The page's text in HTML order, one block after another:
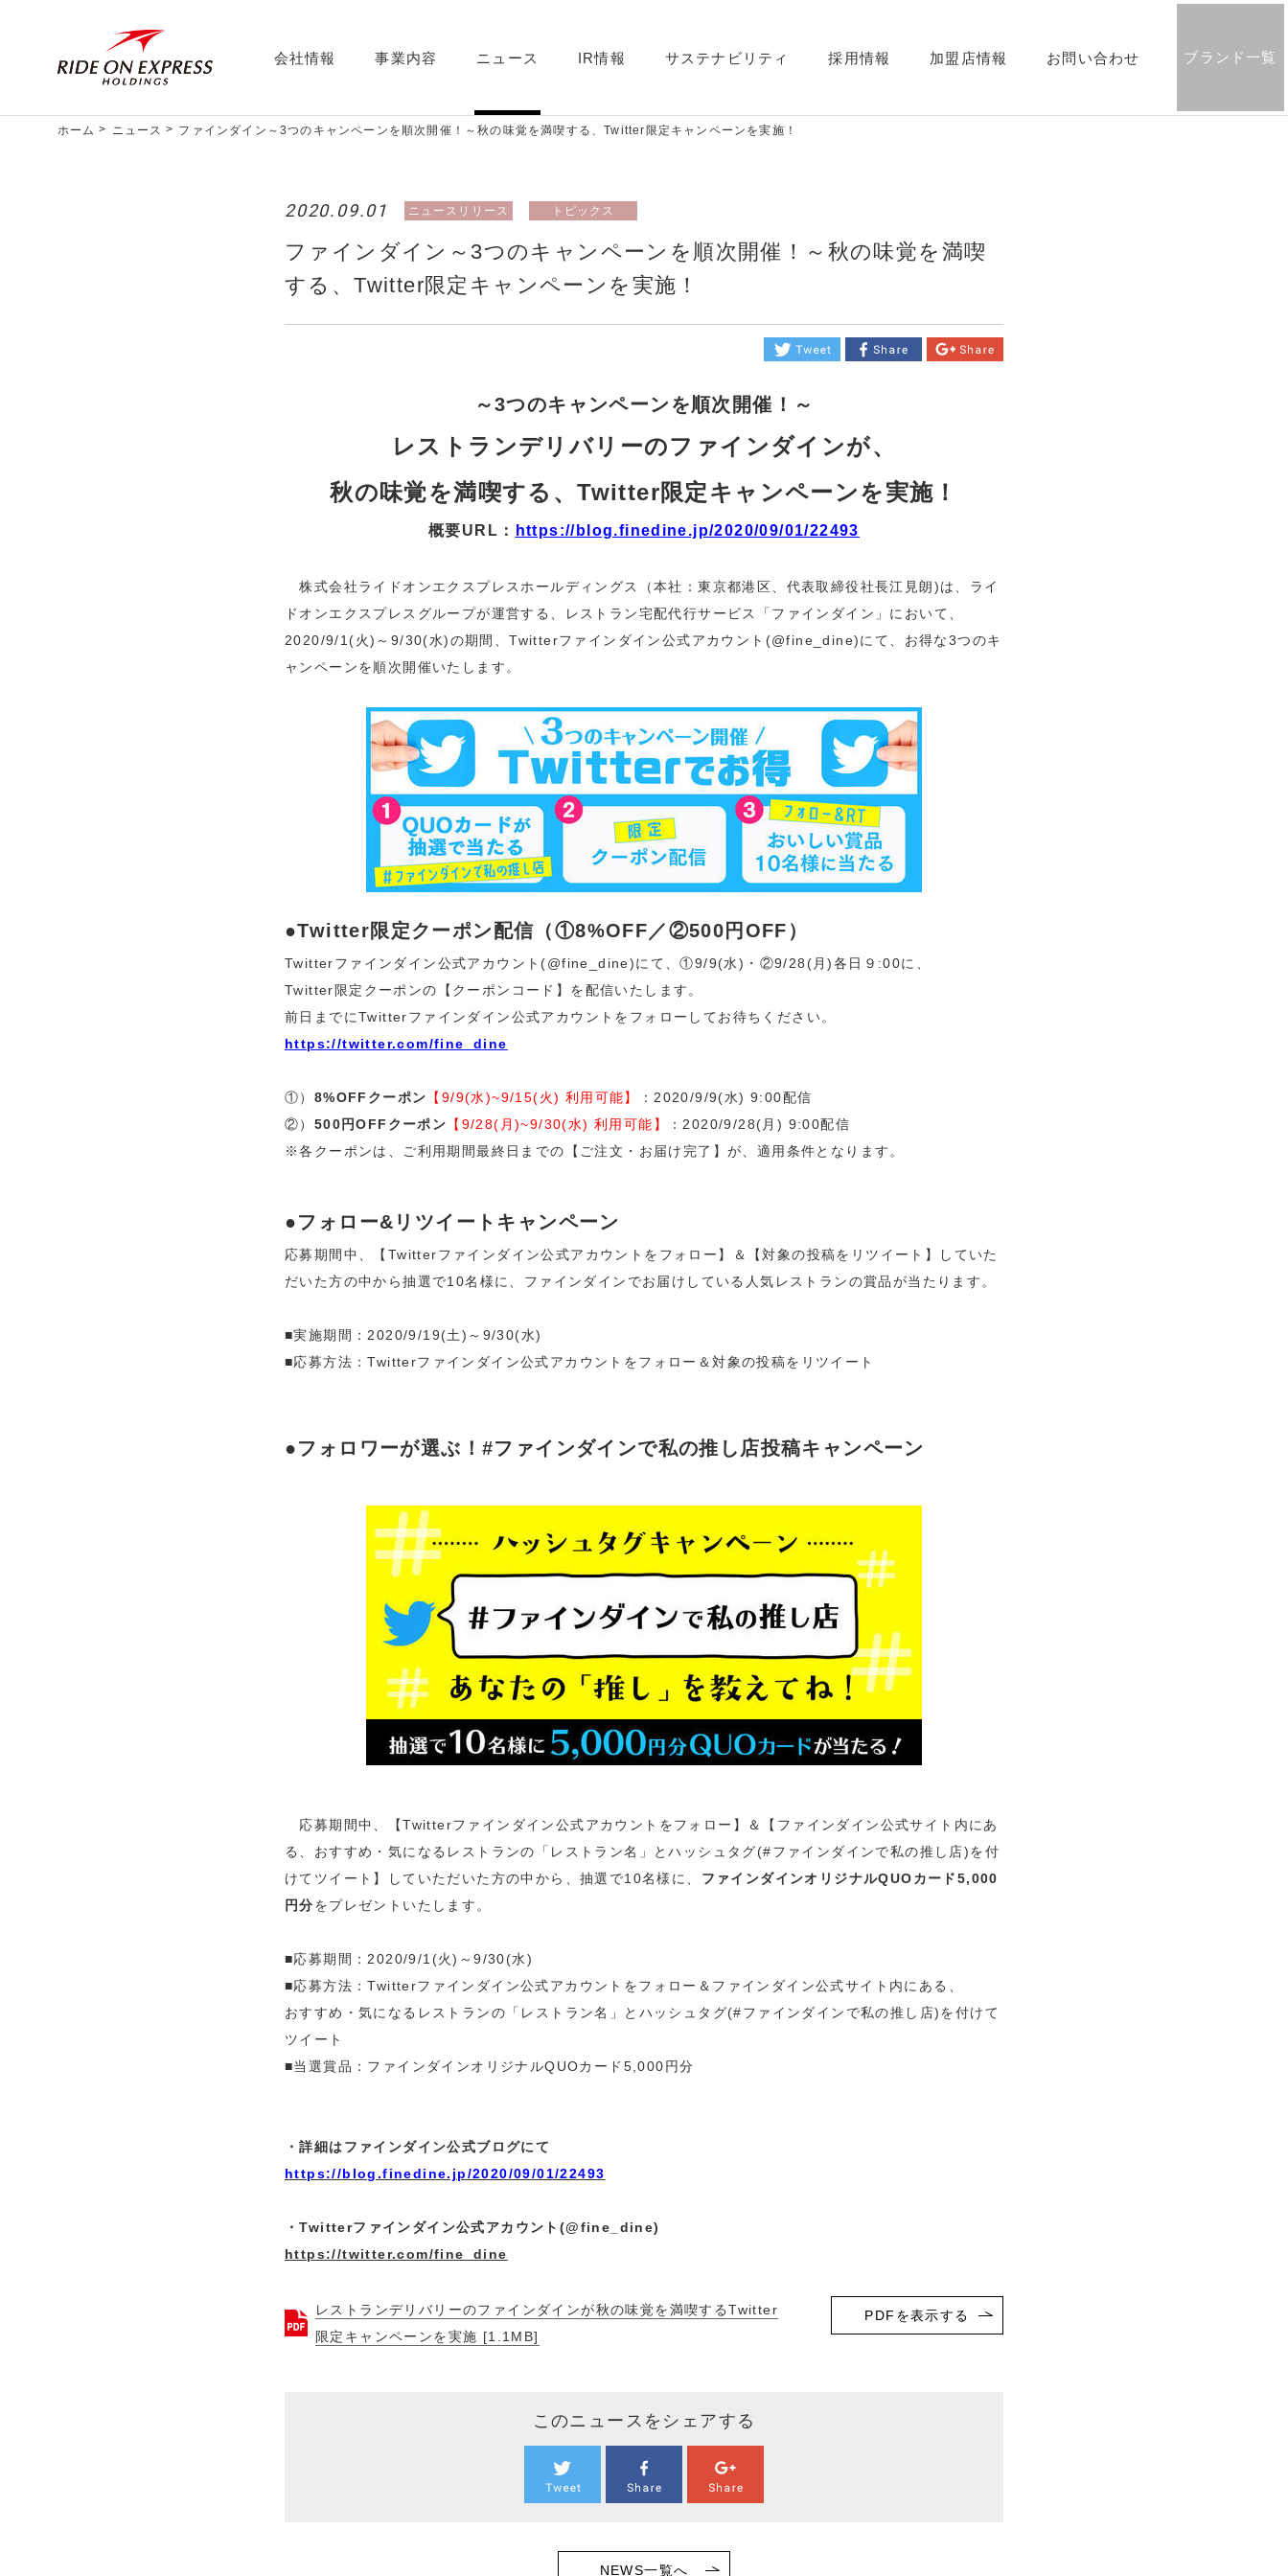
会社情報 事業内容 ニュース IR情報 サステナビリティ 採用情報 加盟店情報 お問い合わせ ブランド一覧
ホーム ニュース ファインダイン～3つのキャンペーンを順次開催！～秋の味覚を満喫する、Twitter限定キャンペーンを実施！
2020.09.01 ニュースリリース トピックス
ファインダイン～3つのキャンペーンを順次開催！～秋の味覚を満喫
する、Twitter限定キャンペーンを実施！
～3つのキャンペーンを順次開催！～
レストランデリバリーのファインダインが、
秋の味覚を満喫する、Twitter限定キャンペーンを実施！
概要URL： https://blog.finedine.jp/2020/09/01/22493
株式会社ライドオンエクスプレスホールディングス（本社：東京都港区、代表取締役社長江見朗)は、ライ
ドオンエクスプレスグループが運営する、レストラン宅配代行サービス「ファインダイン」において、
2020/9/1(火)～9/30(水)の期間、Twitterファインダイン公式アカウント(@fine_dine)にて、お得な3つのキ
ャンペーンを順次開催いたします。
●Twitter限定クーポン配信（①8%OFF／②500円OFF）
Twitterファインダイン公式アカウント(@fine_dine)にて、①9/9(水)・②9/28(月)各日９:00に、
Twitter限定クーポンの【クーポンコード】を配信いたします。
前日までにTwitterファインダイン公式アカウントをフォローしてお待ちください。
https://twitter.com/fine_dine
①） 8%OFFクーポン 【9/9(水)~9/15(火) 利用可能】
：2020/9/9(水) 9:00配信
②） 500円OFFクーポン 【9/28(月)~9/30(水) 利用可能】
：2020/9/28(月) 9:00配信
※各クーポンは、ご利用期間最終日までの【ご注文・お届け完了】が、適用条件となります。
●フォロー&リツイートキャンペーン
応募期間中、【Twitterファインダイン公式アカウントをフォロー】＆【対象の投稿をリツイート】していた
だいた方の中から抽選で10名様に、ファインダインでお届けしている人気レストランの賞品が当たります。
■実施期間：2020/9/19(土)～9/30(水)
■応募方法：Twitterファインダイン公式アカウントをフォロー＆対象の投稿をリツイート
●フォロワーが選ぶ！#ファインダインで私の推し店投稿キャンペーン
応募期間中、【Twitterファインダイン公式アカウントをフォロー】＆【ファインダイン公式サイト内にあ
る、おすすめ・気になるレストランの「レストラン名」とハッシュタグ(#ファインダインで私の推し店)を付
けてツイート】していただいた方の中から、抽選で10名様に、 ファインダインオリジナルQUOカード5,000
円分をプレゼントいたします。
■応募期間：2020/9/1(火)～9/30(水)
■応募方法：Twitterファインダイン公式アカウントをフォロー＆ファインダイン公式サイト内にある、
おすすめ・気になるレストランの「レストラン名」とハッシュタグ(#ファインダインで私の推し店)を付けて
ツイート
■当選賞品：ファインダインオリジナルQUOカード5,000円分
・詳細はファインダイン公式ブログにて
https://blog.finedine.jp/2020/09/01/22493
・Twitterファインダイン公式アカウント(@fine_dine)
https://twitter.com/fine_dine
レストランデリバリーのファインダインが秋の味覚を満喫するTwitter
限定キャンペーンを実施 [1.1MB]
PDFを表示する
このニュースをシェアする
NEWS一覧へ